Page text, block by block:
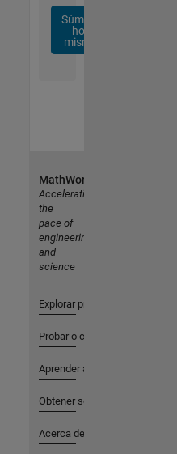
Súmese
hoy
mismo
MathWorks
Accelerating
the
pace of
engineering
and
science
Explorar productos
Probar o comprar
Aprender a utilizar
Obtener soporte
Acerca de MathWorks